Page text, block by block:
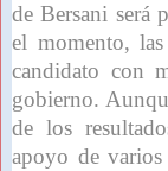
de Bersani será
el momento,
candidato con
gobierno.
de los
apoyo de